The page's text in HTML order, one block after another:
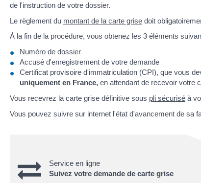
de l'instruction de votre dossier.
Le règlement du montant de la carte grise doit
À la fin de la procédure, vous obtenez les 3 éléments
Numéro de dossier
Accusé d'enregistrement de votre demande
Certificat provisoire d'immatriculation (CPI), que vous
uniquement en France, en attendant de recevoir votre
Vous recevrez la carte grise définitive sous pli sécurisé à
Vous pouvez suivre sur internet l'état d'avancement de sa
Service en ligne
Suivez votre demande de carte grise